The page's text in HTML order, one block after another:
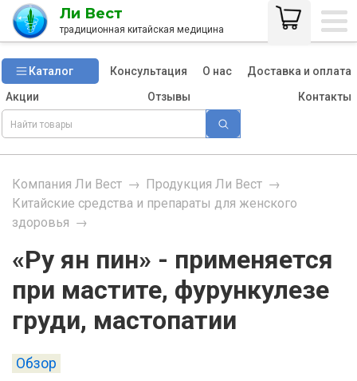
Ли Вест
традиционная китайская медицина
Каталог Консультация О нас
Доставка и оплата
Акции
Отзывы Контакты
Компания Ли Вест → Продукция Ли Вест →
Китайские средства и препараты для женского
здоровья →
«Ру ян пин» - применяется
при мастите, фурункулезе
груди, мастопатии
Обзор